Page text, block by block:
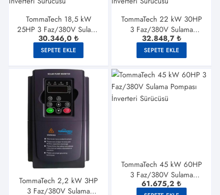
TommaTech 18,5 kW
25HP 3 Faz/380V Sulama
Pompası İnverteri
Sürücüsü
30.346,0₺
SEPETE EKLE
TommaTech 22 kW 30HP
3 Faz/380V Sulama
Pompası İnverteri
Sürücüsü
32.848,7 ₺
SEPETE EKLE
TommaTech 2,2 kW 3HP
3 Faz/380V Sulama
TommaTech 45 kW 60HP
3 Faz/380V Sulama
Pompası İnverteri
61.675,2₺